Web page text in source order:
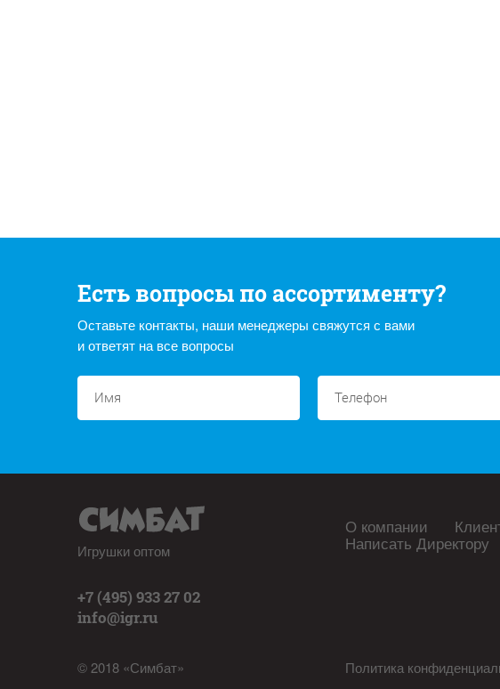
Есть вопросы по ассортименту?
Оставьте контакты, наши менеджеры свяжутся с вами
и ответят на все вопросы
Игрушки оптом
+7 (495) 933 27 02
info@igr.ru
© 2018 «Симбат»
О компании
Написать Директору
Политика